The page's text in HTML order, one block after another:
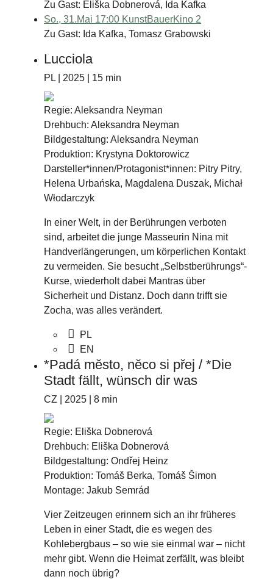
Zu Gast: Eliška Dobnerová, Ida Kafka
So., 31.Mai 17:00 KunstBauerKino 2
Zu Gast: Ida Kafka, Tomasz Grabowski
Lucciola
PL | 2025 | 15 min
Regie: Aleksandra Neyman
Drehbuch: Aleksandra Neyman
Bildgestaltung: Aleksandra Neyman
Produktion: Krystyna Doktorowicz
Darsteller*innen/Protagonist*innen: Pitry Pitry,
Helena Urbańska, Magdalena Duszak, Michał
Włodarczyk
In einer Welt, in der Berührungen verboten
sind, arbeitet die junge Masseurin Nina mit
Handverlängerungen, um körperlichen Kontakt
zu vermeiden. Sie besucht „Selbstberührungs“-
Kurse, wiederholt dabei Mantras über
Sicherheit und Distanz. Doch dann trifft sie
Zocha, was alles verändert.
PL
EN
*Padá město, něco si přej / *Die
Stadt fällt, wünsch dir was
CZ | 2025 | 8 min
Regie: Eliška Dobnerová
Drehbuch: Eliška Dobnerová
Bildgestaltung: Ondřej Heinz
Produktion: Tomáš Berka, Tomáš Šimon
Montage: Jakub Semrád
Vier Zeitzeugen erinnern sich an ihr früheres
Leben in einer Stadt, die es wegen des
Kohlebergbaus – so wie sie einmal war – nicht
mehr gibt. Wenn die Heimat zerfällt, was bleibt
dann noch übrig?